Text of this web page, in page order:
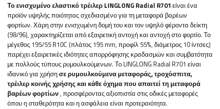
Το ενισχυμένο ελαστικό τρέιλερ LINGLONG Radial R701 είναι ένα
προϊόν υψηλής ποιότητας σχεδιασμένο για τη μεταφορά βαρέων
φορτίων. Χάρη στην ενισχυμένη δομή του και τον υψηλό φέροντα δείκτη
(98/96), χαρακτηρίζεται από εξαιρετική αντοχή και αντοχή στο φορτίο. Το
μέγεθος 195/55 R10C (πλάτος 195 mm, προφίλ 55%, διάμετρος 10 ίντσες)
παρέχει εξαιρετικές ιδιότητες απορρόφησης κραδασμών και συμβατότητα
με πολλούς τύπους ρυμουλκούμενων. Το LINGLONG Radial R701 είναι
ιδανικό για χρήσησε ρυμουλκούμενα μεταφοράς, τροχόσπιτα,
τρέιλερ κοινής χρήσης και κάθε όχημα που απαιτεί τη μεταφορά
βαρέων φορτίων, προσφέροντας αξιοπιστία στις οδικές μεταφορές
όπου η σταθερότητα και η ασφάλεια είναι προτεραιότητα.